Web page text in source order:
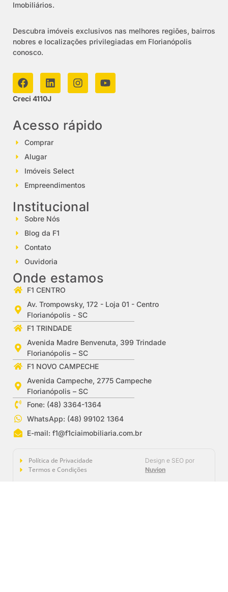
Imobiliários.
Descubra imóveis exclusivos nas melhores regiões, bairros
nobres e localizações privilegiadas em Florianópolis
conosco.
Creci 4110J
Acesso rápido
Comprar
Alugar
Imóveis Select
Empreendimentos
Institucional
Sobre Nós
Blog da F1
Contato
Ouvidoria
Onde estamos
F1 CENTRO
Av. Trompowsky, 172 - Loja 01 - Centro
Florianópolis - SC
F1 TRINDADE
Avenida Madre Benvenuta, 399 Trindade
Florianópolis – SC
F1 NOVO CAMPECHE
Avenida Campeche, 2775 Campeche
Florianópolis – SC
Fone: (48) 3364-1364
WhatsApp: (48) 99102 1364
E-mail:f1@f1ciaimobiliaria.com.br
Política de Privacidade
Termos e Condições
Design e SEO por
Nuvion